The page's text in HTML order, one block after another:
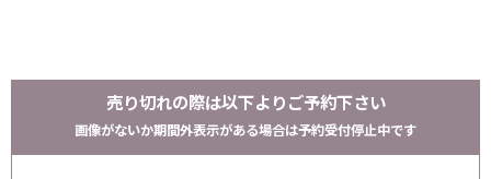
売り切れの際は以下よりご予約下さい
画像がないか期間外表示がある場合は予約受付停止中です